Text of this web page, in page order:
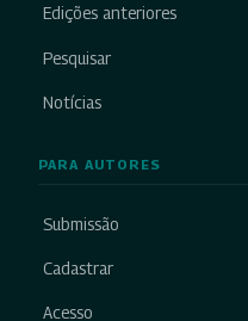
Edições anteriores
Pesquisar
Notícias
PARA AUTORES
Submissão
Cadastrar
Acesso